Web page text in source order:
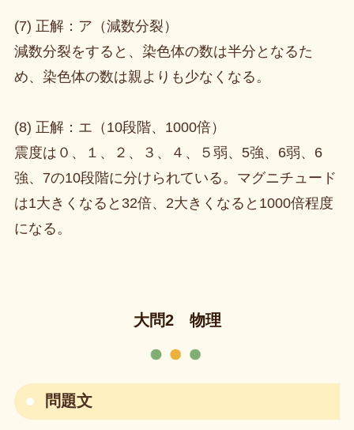
(7) 正解：ア（減数分裂）
減数分裂をすると、染色体の数は半分となるた
め、染色体の数は親よりも少なくなる。
(8) 正解：エ（10段階、1000倍）
震度は０、１、２、３、４、５弱、5強、6弱、6
強、7の10段階に分けられている。マグニチュード
は1大きくなると32倍、2大きくなると1000倍程度
になる。
大問2 物理
問題文